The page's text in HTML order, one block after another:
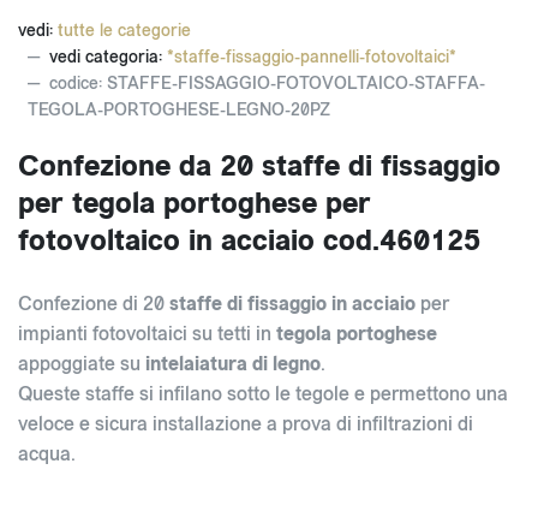
vedi: tutte le categorie
vedi categoria: *staffe-fissaggio-pannelli-fotovoltaici*
codice: STAFFE-FISSAGGIO-FOTOVOLTAICO-STAFFA-
TEGOLA-PORTOGHESE-LEGNO-20PZ
Confezione da 20 staffe di fissaggio
per tegola portoghese per
fotovoltaico in acciaio cod.460125
Confezione di 20staffe di fissaggio in acciaio per
impianti fotovoltaici su tetti in tegola portoghese
appoggiate su intelaiatura di legno.
Queste staffe si infilano sotto le tegole e permettono una
veloce e sicura installazione a prova di infiltrazioni di
acqua.